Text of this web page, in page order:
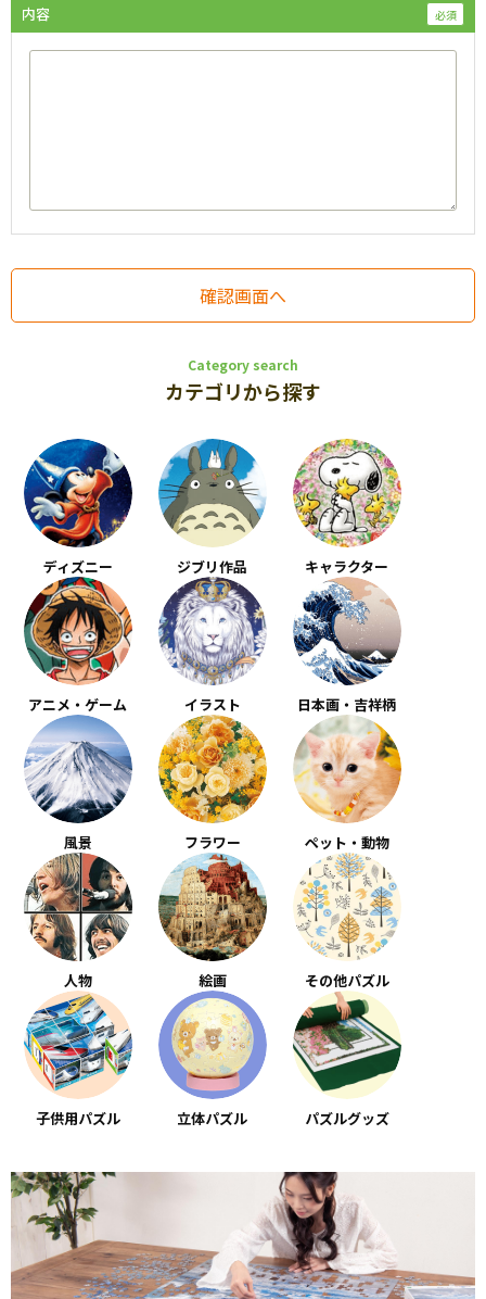
内容
Category search
カテゴリから探す
ディズニー ジブリ作品 キャラクター
アニメ・ゲーム イラスト 日本画・吉祥柄
風景 フラワー ペット・動物
人物 絵画 その他パズル
子供用パズル 立体パズル パズルグッズ